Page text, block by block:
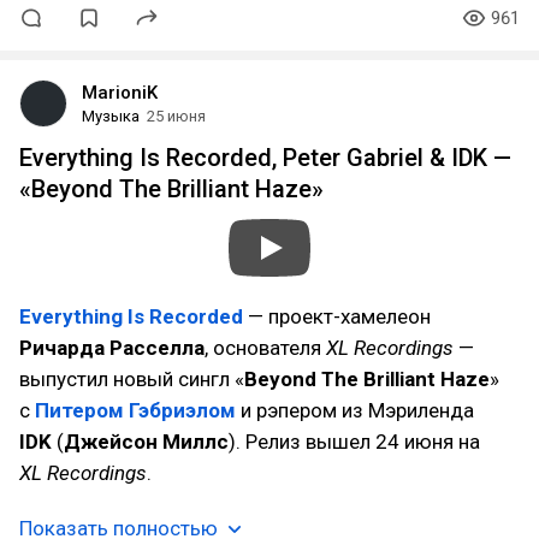
961
MarioniK
Музыка 25 июня
Everything Is Recorded, Peter Gabriel & IDK —
«Beyond The Brilliant Haze»
Everything Is Recorded — проект-хамелеон
Ричарда Расселла, основателя XL Recordings —
выпустил новый сингл «Beyond The Brilliant Haze»
с Питером Гэбриэлом и рэпером из Мэриленда
IDK (Джейсон Миллс). Релиз вышел 24 июня на
XL Recordings.
Показать полностью